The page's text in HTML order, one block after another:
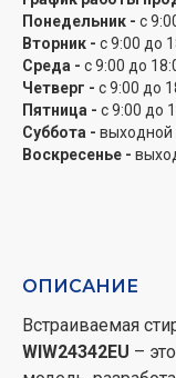
программы стирки
деликатных
специальные
чувствительной
позволяет
65% без потери
Практические
люк диаметром 30
белой рамкой и
Понедельник - с
Вторник - с 9:00 до
Среда - с 9:00 до
Четверг - с 9:00 до
Пятница - с 9:00 до
Суббота - выходной
Воскресенье -
ОПИСАНИЕ
Встраиваемая
WIW24342EU –